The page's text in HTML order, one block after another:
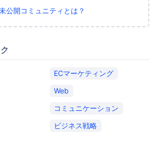
公開コミュニティとは？
ECマーケティング
Web
コミュニケーション
ビジネス戦略